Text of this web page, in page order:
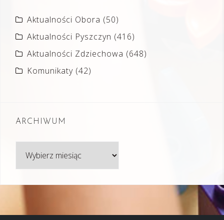
Aktualności Obora (50)
Aktualności Pyszczyn (416)
Aktualności Zdziechowa (648)
Komunikaty (42)
ARCHIWUM